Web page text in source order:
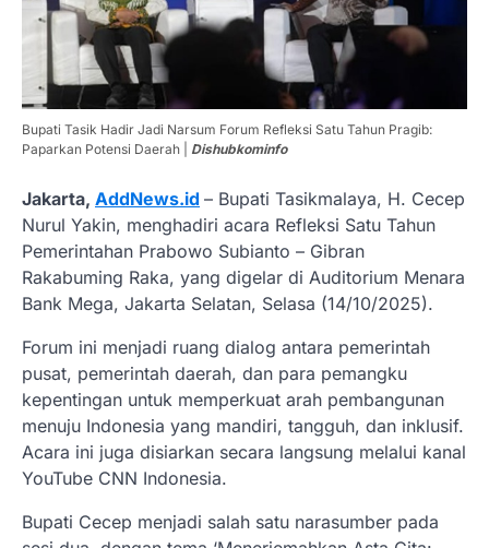
Bupati Tasik Hadir Jadi Narsum Forum Refleksi Satu Tahun Pragib:
Paparkan Potensi Daerah | Dishubkominfo
Jakarta, AddNews.id – Bupati Tasikmalaya, H. Cecep
Nurul Yakin, menghadiri acara Refleksi Satu Tahun
Pemerintahan Prabowo Subianto – Gibran
Rakabuming Raka, yang digelar di Auditorium Menara
Bank Mega, Jakarta Selatan, Selasa (14/10/2025).
Forum ini menjadi ruang dialog antara pemerintah
pusat, pemerintah daerah, dan para pemangku
kepentingan untuk memperkuat arah pembangunan
menuju Indonesia yang mandiri, tangguh, dan inklusif.
Acara ini juga disiarkan secara langsung melalui kanal
YouTube CNN Indonesia.
Bupati Cecep menjadi salah satu narasumber pada